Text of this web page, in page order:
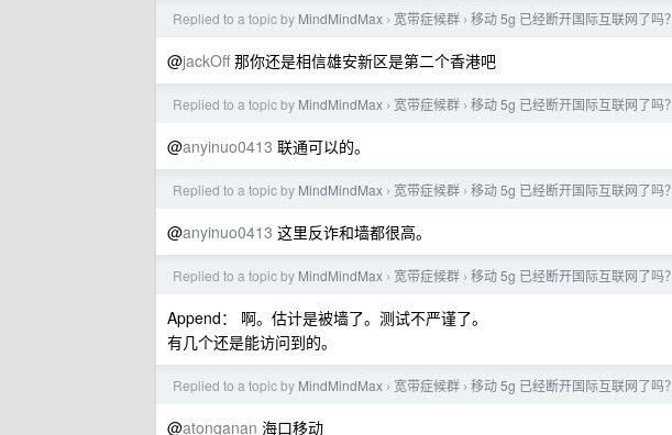
Replied to a topic by MindMindMax › 宽带症候群 › 移动 5g 已经断开国际互联网了吗？
@jackOff那你还是相信雄安新区是第二个香港吧
Replied to a topic by MindMindMax › 宽带症候群 › 移动 5g 已经断开国际互联网了吗？
@anyinuo0413 联通可以的。
Replied to a topic by MindMindMax › 宽带症候群 › 移动 5g 已经断开国际互联网了吗？
@anyinuo0413 这里反诈和墙都很高。
Replied to a topic by MindMindMax › 宽带症候群 › 移动 5g 已经断开国际互联网了吗？
Append： 啊。估计是被墙了。测试不严谨了。
有几个还是能访问到的。
Replied to a topic by MindMindMax › 宽带症候群 › 移动 5g 已经断开国际互联网了吗？
@atonganan 海口移动